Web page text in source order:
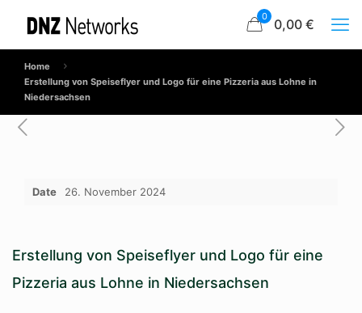
0 0,00 €
Home
Erstellung von Speiseflyer und Logo für eine Pizzeria aus Lohne in
Niedersachsen
Date 26. November 2024
Erstellung von Speiseflyer und Logo für eine
Pizzeria aus Lohne in Niedersachsen